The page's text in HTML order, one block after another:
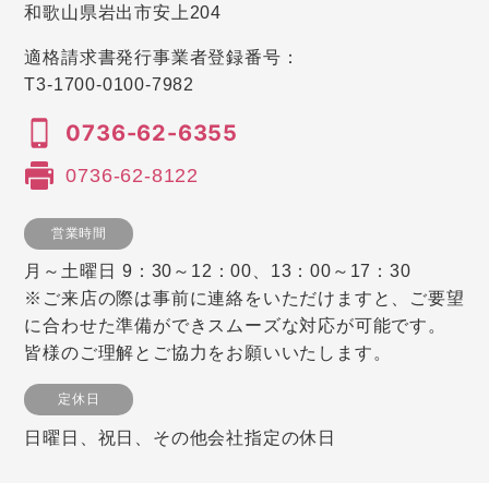
和歌山県岩出市安上204
適格請求書発行事業者登録番号：
T3-1700-0100-7982
0736-62-6355
0736-62-8122
営業時間
月～土曜日 9：30～12：00、13：00～17：30
※ご来店の際は事前に連絡をいただけますと、ご要望
に合わせた準備ができスムーズな対応が可能です。
皆様のご理解とご協力をお願いいたします。
定休日
日曜日、祝日、その他会社指定の休日